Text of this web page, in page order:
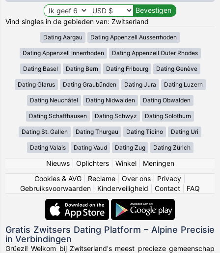
Vind singles in de gebieden van: Zwitserland
Dating Aargau Dating Appenzell Ausserrhoden
Dating Appenzell Innerrhoden Dating Appenzell Outer Rhodes
Dating Basel Dating Bern Dating Fribourg Dating Genève
Dating Glarus Dating Graubünden Dating Jura Dating Luzern
Dating Neuchâtel Dating Nidwalden Dating Obwalden
Dating Schaffhausen Dating Schwyz Dating Solothurn
Dating St. Gallen Dating Thurgau Dating Ticino Dating Uri
Dating Valais Dating Vaud Dating Zug Dating Zürich
Nieuws| Oplichters| Winkel| Meningen
Cookies & AVG
Reclame Over ons Privacy
Gebruiksvoorwaarden
Kinderveiligheid Contact FAQ
Gratis Zwitsers Dating Platform – Alpine Precisie
in Verbindingen
Grüezi! Welkom bij Zwitserland's meest precieze gemeenschap